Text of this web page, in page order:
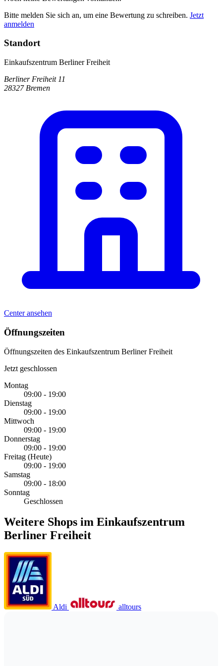
Bitte melden Sie sich an, um eine Bewertung zu schreiben. Jetzt
anmelden
Standort
Einkaufszentrum Berliner Freiheit
Berliner Freiheit 11
28327 Bremen
Center ansehen
Öffnungszeiten
Öffnungszeiten des Einkaufszentrum Berliner Freiheit
Jetzt geschlossen
Montag
09:00 - 19:00
Dienstag
09:00 - 19:00
Mittwoch
09:00 - 19:00
Donnerstag
09:00 - 19:00
Freitag (Heute)
09:00 - 19:00
Samstag
09:00 - 18:00
Sonntag
Geschlossen
Weitere Shops im Einkaufszentrum
Berliner Freiheit
Aldi alltours